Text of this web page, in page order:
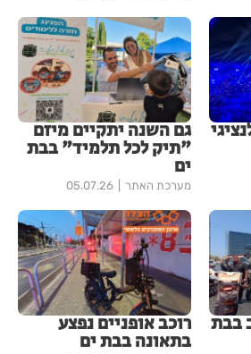
גם השנה יתקיים מיזם
"תיק לכל תלמיד" בבת
ים
מערכת האתר 05.07.26
בבת רוכב אופניים נפצע
בתאונה בבת ים